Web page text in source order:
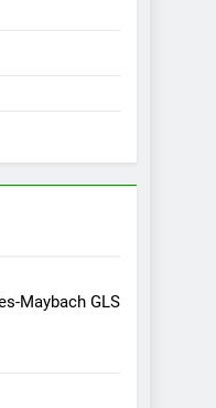
Maybach GLS